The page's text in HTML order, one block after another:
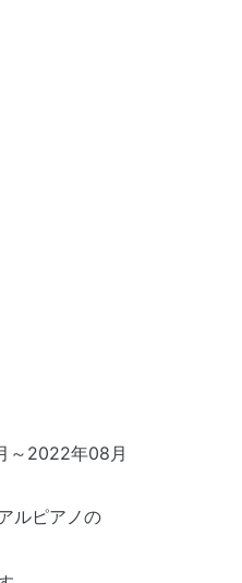
2022年08月
ルピアノの